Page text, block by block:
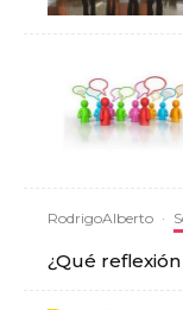
RodrigoAlberto ·
¿Qué